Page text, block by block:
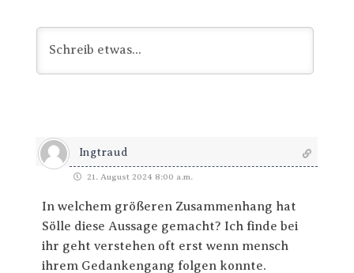
Ingtraud
21. August 2024 8:00 a.m.
In welchem größeren Zusammenhang hat
Sölle diese Aussage gemacht? Ich finde bei
ihr geht verstehen oft erst wenn mensch
ihrem Gedankengang folgen konnte.